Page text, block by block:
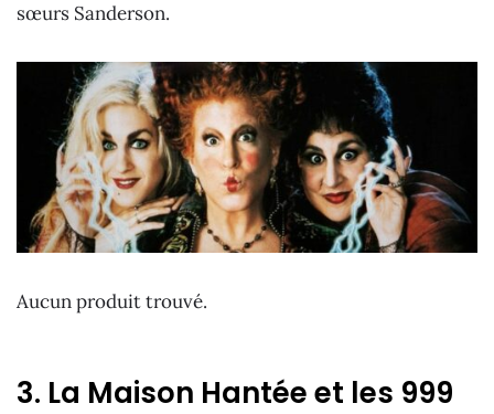
sœurs Sanderson.
Aucun produit trouvé.
3. La Maison Hantée et les 999